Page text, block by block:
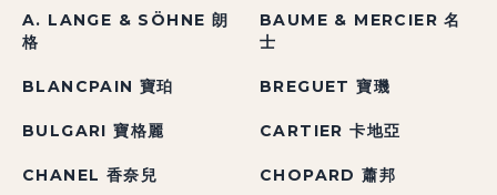
A. LANGE & SÖHNE 朗
格
BAUME & MERCIER 名
士
BLANCPAIN 寶珀 BREGUET 寶璣
BULGARI 寶格麗 CARTIER 卡地亞
CHANEL 香奈兒 CHOPARD 蕭邦